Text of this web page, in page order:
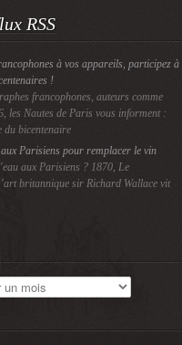
RSS
à vos appareils, participez à
!
francophones, auteurs comme
les Nautes de Paris vous informent :
du bicentenaire
Parisiens pour remplacer le vin
aux Parisiens ? 1870, Le
britannique sir Richard Wallace vit